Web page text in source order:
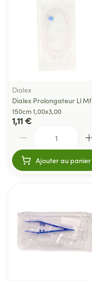
Dialex
Dialex Prolongateur Ll Mf
150cm 1,00x3,00
1,11 €
Ajouter au panier